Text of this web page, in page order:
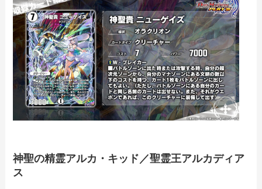
神聖の精霊アルカ・キッド／聖霊王アルカディア
ス